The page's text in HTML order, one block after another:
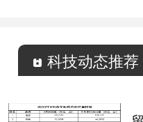
科技动态推荐